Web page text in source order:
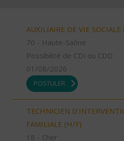
AUXILIAIRE DE VIE
70 - Haute-Saône
Possibilité de CDI ou CDD
01/08/2026
POSTULER
TECHNICIEN
FAMILIALE (H/F)
18 - Cher